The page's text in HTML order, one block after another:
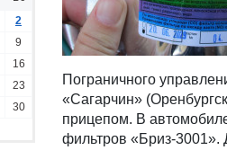
2
9
16
23
30
Пограничного
«Сагарчин»
прицепом. В
фильтров «Бриз-3001».